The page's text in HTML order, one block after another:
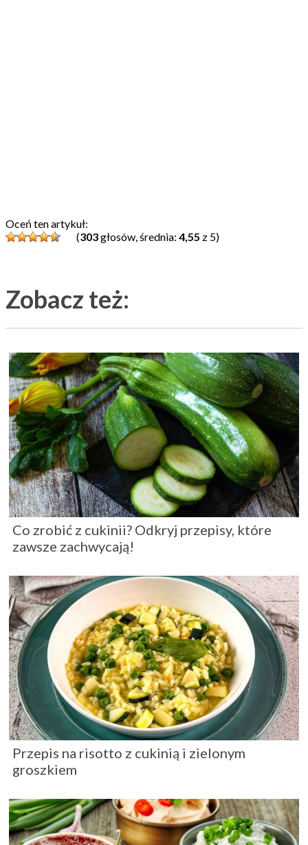
Oceń ten artykuł:
(303głosów, średnia: 4,55 z 5)
Zobacz też:
Co zrobić z cukinii? Odkryj przepisy, które
zawsze zachwycają!
Przepis na risotto z cukinią i zielonym
groszkiem